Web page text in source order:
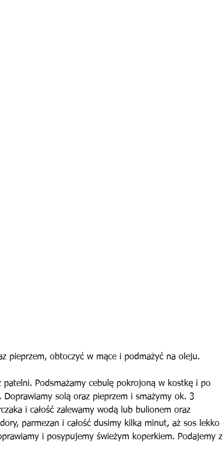
pieprzem, obtoczyć w mące i podmażyć na oleju.
patelni. Podsmażamy cebulę pokrojoną w kostkę i po
solą oraz pieprzem i smażymy ok. 3
i całość zalewamy wodą lub bulionem oraz
parmezan i całość dusimy kilka minut, aż sos lekko
i posypujemy świeżym koperkiem. Podajemy z